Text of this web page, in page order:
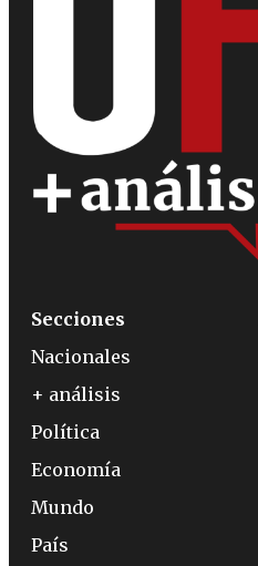
Secciones
Nacionales
+ análisis
Política
Economía
Mundo
País